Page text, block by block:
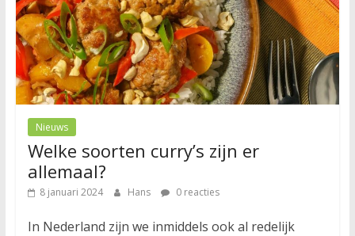
Nieuws
Welke soorten curry’s zijn er
allemaal?
8 januari 2024 Hans 0 reacties
In Nederland zijn we inmiddels ook al redelijk